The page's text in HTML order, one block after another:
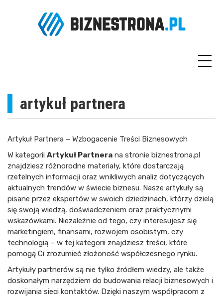
artykuł partnera
Artykuł Partnera – Wzbogacenie Treści Biznesowych
W kategorii Artykuł Partnera na stronie biznestrona.pl
znajdziesz różnorodne materiały, które dostarczają
rzetelnych informacji oraz wnikliwych analiz dotyczących
aktualnych trendów w świecie biznesu. Nasze artykuły są
pisane przez ekspertów w swoich dziedzinach, którzy dzielą
się swoją wiedzą, doświadczeniem oraz praktycznymi
wskazówkami. Niezależnie od tego, czy interesujesz się
marketingiem, finansami, rozwojem osobistym, czy
technologią – w tej kategorii znajdziesz treści, które
pomogą Ci zrozumieć złożoność współczesnego rynku.
Artykuły partnerów są nie tylko źródłem wiedzy, ale także
doskonałym narzędziem do budowania relacji biznesowych i
rozwijania sieci kontaktów. Dzięki naszym współpracom z